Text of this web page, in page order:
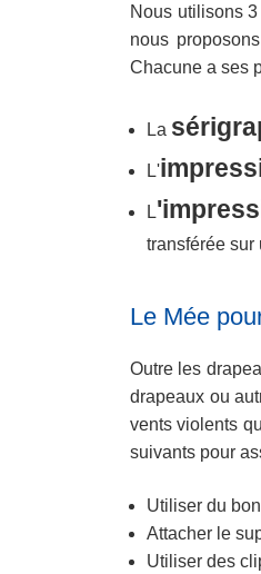
Nous utilisons
nous
Chacune a ses
La
L'
L
transférée sur
Le Mée
Outre les
drapeaux ou
vents violents
suivants pour
Utiliser du
Attacher le
Utiliser des